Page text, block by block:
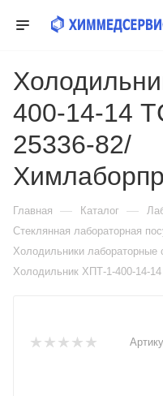
400-14-14
25336-82/
Главная — Каталог —
Стеклянная лабораторная
Холодильники лабораторные
Холодильник ХПТ-1-400-14-